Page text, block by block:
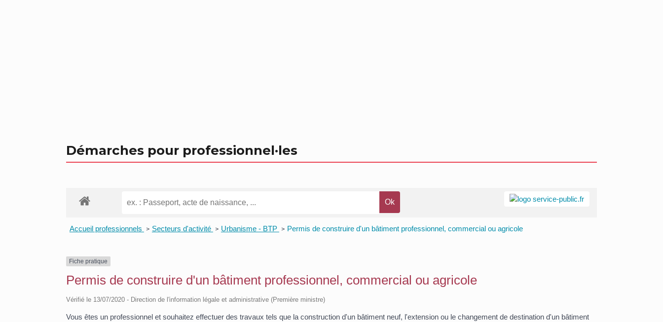
Démarches pour professionnel·les
Accueil professionnels > Secteurs d'activité > Urbanisme - BTP > Permis de construire d'un bâtiment professionnel, commercial ou agricole
Fiche pratique
Permis de construire d'un bâtiment professionnel, commercial ou agricole
Vérifié le 13/07/2020 - Direction de l'information légale et administrative (Première ministre)
Vous êtes un professionnel et souhaitez effectuer des travaux tels que la construction d'un bâtiment neuf, l'extension ou le changement de destination d'un bâtiment